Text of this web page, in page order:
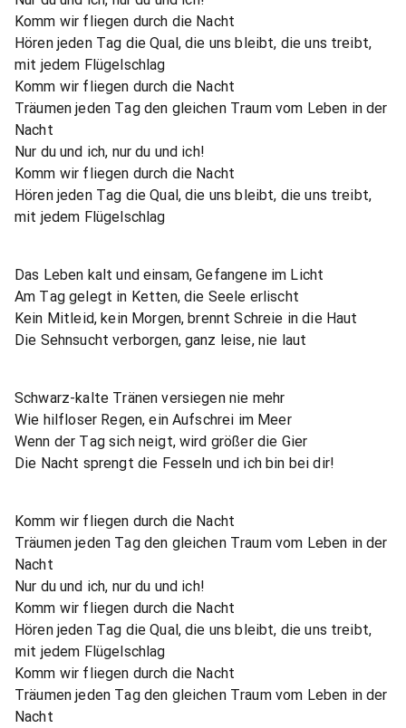
Komm wir fliegen durch die Nacht
Hören jeden Tag die Qual, die uns bleibt, die uns treibt,
mit jedem Flügelschlag
Komm wir fliegen durch die Nacht
Träumen jeden Tag den gleichen Traum vom Leben in der
Nacht
Nur du und ich, nur du und ich!
Komm wir fliegen durch die Nacht
Hören jeden Tag die Qual, die uns bleibt, die uns treibt,
mit jedem Flügelschlag
Das Leben kalt und einsam, Gefangene im Licht
Am Tag gelegt in Ketten, die Seele erlischt
Kein Mitleid, kein Morgen, brennt Schreie in die Haut
Die Sehnsucht verborgen, ganz leise, nie laut
Schwarz-kalte Tränen versiegen nie mehr
Wie hilfloser Regen, ein Aufschrei im Meer
Wenn der Tag sich neigt, wird größer die Gier
Die Nacht sprengt die Fesseln und ich bin bei dir!
Komm wir fliegen durch die Nacht
Träumen jeden Tag den gleichen Traum vom Leben in der
Nacht
Nur du und ich, nur du und ich!
Komm wir fliegen durch die Nacht
Hören jeden Tag die Qual, die uns bleibt, die uns treibt,
mit jedem Flügelschlag
Komm wir fliegen durch die Nacht
Träumen jeden Tag den gleichen Traum vom Leben in der
Nacht